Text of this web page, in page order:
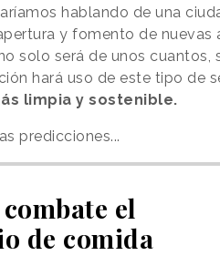
hablando de una
y fomento de nuevas
solo será de unos cuantos,
hará uso de este tipo de
limpia y sostenible.
predicciones...
el
de comida